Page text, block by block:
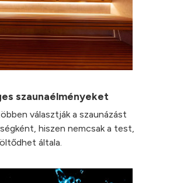
szaunaélményeket
választják a szaunázást
hiszen nemcsak a test,
általa.